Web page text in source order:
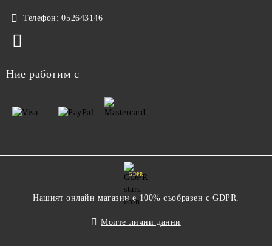
Телефон: 052643146
Ние работим с
GDPR
Нашият онлайн магазин е 100% съобразен с GDPR.
Моите лични данни